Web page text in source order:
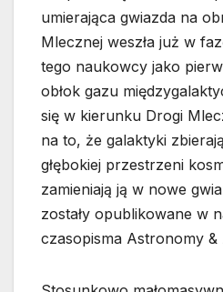
umierająca gwiazda na
Mlecznej weszła już w
tego naukowcy jako
obłok gazu
się w kierunku Drogi
na to, że galaktyki
głębokiej przestrzeni
zamieniają ją w nowe
zostały opublikowane w
czasopisma Astronomy &